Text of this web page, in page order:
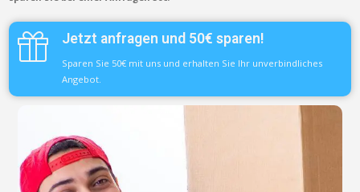
Jetzt anfragen und 50€ sparen!
Sparen Sie 50€ mit uns und erhalten Sie Ihr unverbindliches
Angebot.